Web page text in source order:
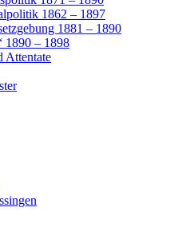
1862 – 1897
1881 – 1890
1890 – 1898
Attentate